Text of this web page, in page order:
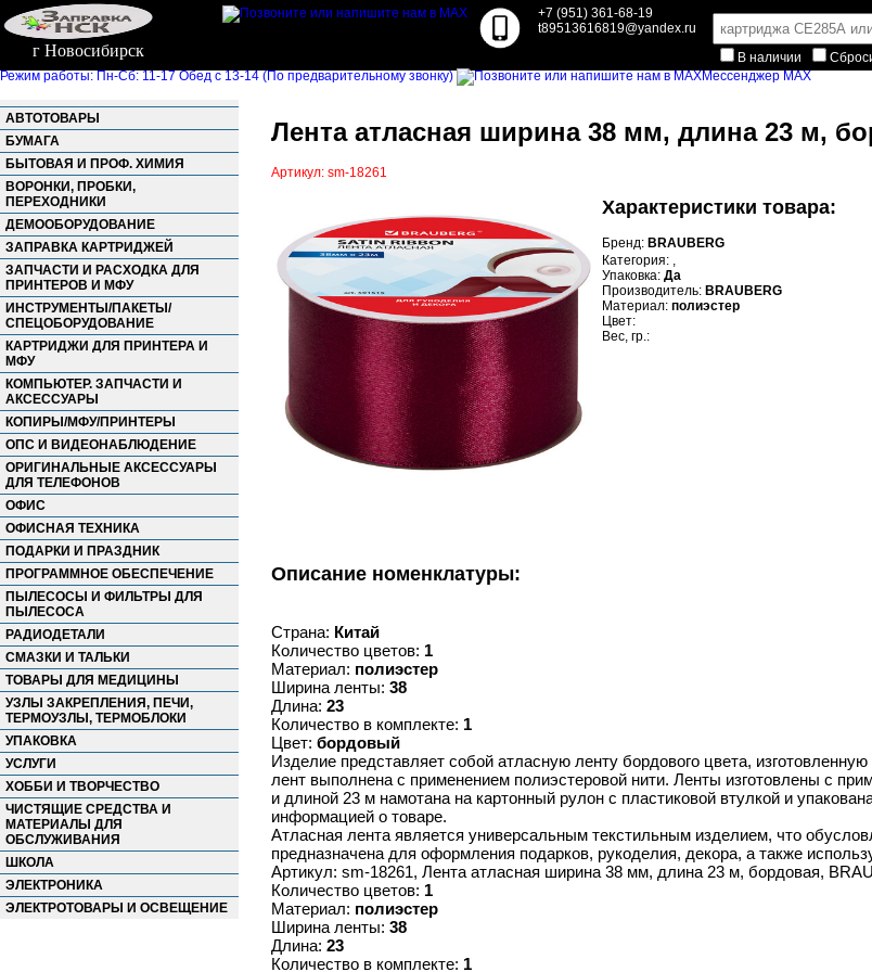
г Новосибирск
+7 (951) 361-68-19
t89513616819@yandex.ru
В наличии
Режим работы: Пн-Сб: 11-17 Обед с 13-14 (По предварительному звонку) Мессенджер MAX
АВТОТОВАРЫ
БУМАГА
БЫТОВАЯ И ПРОФ. ХИМИЯ
ВОРОНКИ, ПРОБКИ,
ПЕРЕХОДНИКИ
ДЕМООБОРУДОВАНИЕ
ЗАПРАВКА КАРТРИДЖЕЙ
ЗАПЧАСТИ И РАСХОДКА ДЛЯ
ПРИНТЕРОВ И МФУ
ИНСТРУМЕНТЫ/ПАКЕТЫ/
СПЕЦОБОРУДОВАНИЕ
КАРТРИДЖИ ДЛЯ ПРИНТЕРА И
МФУ
КОМПЬЮТЕР. ЗАПЧАСТИ И
АКСЕССУАРЫ
КОПИРЫ/МФУ/ПРИНТЕРЫ
ОПС И ВИДЕОНАБЛЮДЕНИЕ
ОРИГИНАЛЬНЫЕ АКСЕССУАРЫ
ДЛЯ ТЕЛЕФОНОВ
ОФИС
ОФИСНАЯ ТЕХНИКА
ПОДАРКИ И ПРАЗДНИК
ПРОГРАММНОЕ ОБЕСПЕЧЕНИЕ
ПЫЛЕСОСЫ И ФИЛЬТРЫ ДЛЯ
ПЫЛЕСОСА
РАДИОДЕТАЛИ
СМАЗКИ И ТАЛЬКИ
ТОВАРЫ ДЛЯ МЕДИЦИНЫ
УЗЛЫ ЗАКРЕПЛЕНИЯ, ПЕЧИ,
ТЕРМОУЗЛЫ, ТЕРМОБЛОКИ
УПАКОВКА
УСЛУГИ
ХОББИ И ТВОРЧЕСТВО
ЧИСТЯЩИЕ СРЕДСТВА И
МАТЕРИАЛЫ ДЛЯ
ОБСЛУЖИВАНИЯ
ШКОЛА
ЭЛЕКТРОНИКА
ЭЛЕКТРОТОВАРЫ И ОСВЕЩЕНИЕ
Лента атласная ширина 38 мм, длина 23 м,
Артикул: sm-18261
Характеристики товара:
Бренд: BRAUBERG
Категория: ,
Упаковка: Да
Производитель: BRAUBERG
Материал: полиэстер
Цвет:
Вес, гр.:
Описание номенклатуры:
Страна: Китай
Количество цветов: 1
Материал: полиэстер
Ширина ленты: 38
Длина: 23
Количество в комплекте: 1
Цвет: бордовый
Изделие представляет собой атласную ленту бордового цвета,
лент выполнена с применением полиэстеровой нити. Ленты изготовлены с
и длиной 23 м намотана на картонный рулон с пластиковой втулкой и
информацией о товаре.
Атласная лента является универсальным текстильным изделием, что
предназначена для оформления подарков, рукоделия, декора, а также
Артикул: sm-18261, Лента атласная ширина 38 мм, длина 23 м, бордовая,
Количество цветов: 1
Материал: полиэстер
Ширина ленты: 38
Длина: 23
Количество в комплекте: 1